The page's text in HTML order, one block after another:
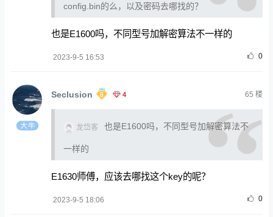
config.bin的么，以及密码去哪找的？
也是E1600吗，不同型号加解密算法不一样的
2023-9-5 16:53 0
Seclusion 4 65 楼
龙岱客 也是E1600吗，不同型号加解密算法不
一样的
E1630师傅，应该去哪找这个key的呢？
2023-9-5 18:06 0